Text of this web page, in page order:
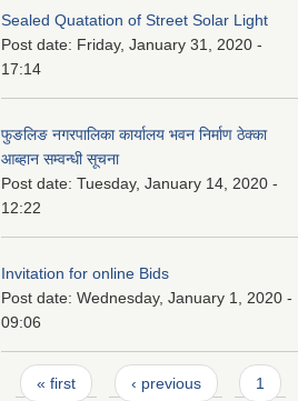
Sealed Quatation of Street Solar Light
Post date: Friday, January 31, 2020 -
17:14
फुङलिङ नगरपालिका कार्यालय भवन निर्माण ठेक्का
आब्हान सम्वन्धी सूचना
Post date: Tuesday, January 14, 2020 -
12:22
Invitation for online Bids
Post date: Wednesday, January 1, 2020 -
09:06
Pages
« first ‹ previous 1